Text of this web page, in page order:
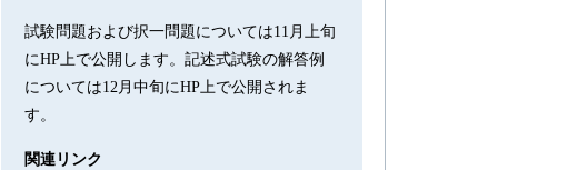
試験問題および択一問題については11月上旬
にHP上で公開します。記述式試験の解答例
については12月中旬にHP上で公開されま
す。
関連リンク